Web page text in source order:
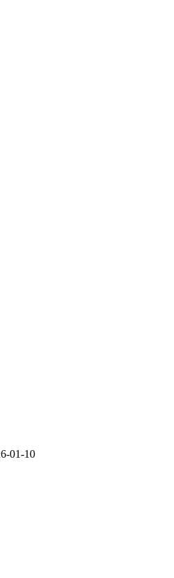
01-10